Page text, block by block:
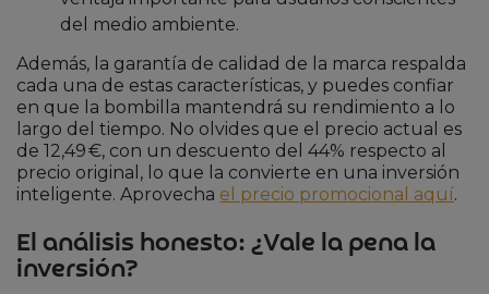
del medio ambiente.
Además, la garantía de calidad de la marca respalda
cada una de estas características, y puedes confiar
en que la bombilla mantendrá su rendimiento a lo
largo del tiempo. No olvides que el precio actual es
de 12,49 €, con un descuento del 44% respecto al
precio original, lo que la convierte en una inversión
inteligente. Aprovecha el precio promocional aquí.
El análisis honesto: ¿Vale la pena la
inversión?